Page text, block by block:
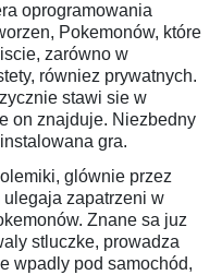
oprogramowania
Pokemonów, które
zarówno w
równiez prywatnych.
stawi sie w
on znajduje. Niezbedny
gra.
glównie przez
zapatrzeni w
Znane sa juz
stluczke, prowadza
wpadly pod samochód,